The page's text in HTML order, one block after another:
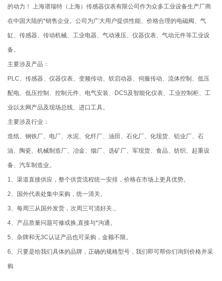
的动力！ 上海谱瑞特（上海）传感器仪表有限公司作为众多工业设备生产厂商
在中国大陆的*销售企业。公司为广大用户提供性能、价格合理的电磁阀、气
缸、传感器、传动机械、工业电器、气动液压、仪器仪表、气动元件等工业设
备。
主要涉及产品：
PLC、传感器、仪器仪表、变频传动、软启动器、伺服传动、流体控制、低压
配电、低压控制、控制元件、电气安装、DCS及智能化仪表、工业控制柜、工
业以太网产品及现场总线、进口工具。
主要涉及行业：
造纸、钢铁厂、电厂、水泥、化纤厂、油田、石化厂、化现货、铝业厂、石
油、陶瓷、机械制造厂、冶金、烟厂、选矿厂、军现货、食品、纺织、起重设
备、汽车制造业。
1、渠道直接供应，整个供货流程统一安排，价格在市场上更具优势。
2、国外代表处集中采购，统一清关。
3、每周三从国外发货，次周三可清好关.。
4、产品质量问题可修或换,直接与*沟通。
5、杂牌和无3C认证产品也可采购，金额不限。
6、只要是给我们具体的品牌，正确的规格型号，我们即可帮你们询到价格并采
购